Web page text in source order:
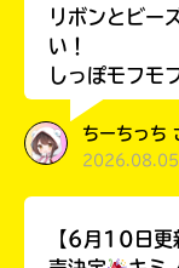
リボンとビー
い！
しっぽモフモ
ちーちっち
2026.08.05
【6月10日更